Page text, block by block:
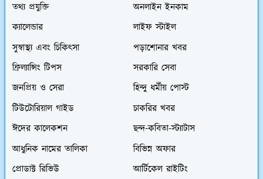
তথ্য প্রযুক্তি
অনলাইন ইনকাম
ক্যালেন্ডার
লাইফ স্টাইল
সুস্বাস্থ্য এবং চিকিৎসা
পড়াশোনার খবর
ফ্রিল্যান্সিং টিপস
সরকারি সেবা
জনপ্রিয় ও সেরা
হিন্দু ধর্মীয় পোস্ট
টিউটোরিয়াল গাইড
চাকরির খবর
ঈদের কালেকশন
ছন্দ-কবিতা-স্ট্যাটাস
আধুনিক নামের তালিকা
বিভিন্ন অফার
প্রোডাক্ট রিভিউ
আর্টিকেল রাইটিং